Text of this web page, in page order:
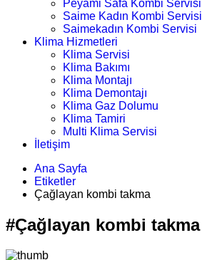
Peyami Safa Kombi Servisi
Saime Kadın Kombi Servisi
Saimekadın Kombi Servisi
Klima Hizmetleri
Klima Servisi
Klima Bakımı
Klima Montajı
Klima Demontajı
Klima Gaz Dolumu
Klima Tamiri
Multi Klima Servisi
İletişim
Ana Sayfa
Etiketler
Çağlayan kombi takma
#Çağlayan kombi takma